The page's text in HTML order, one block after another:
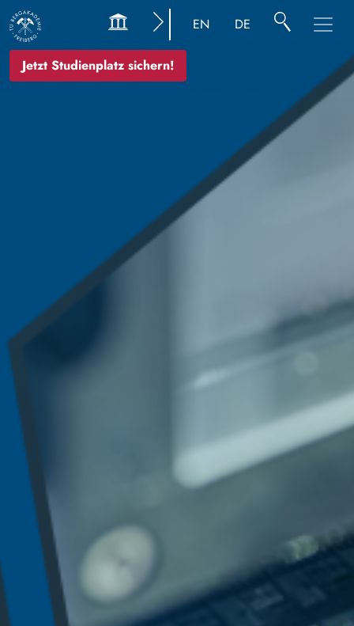
Jetzt Studienplatz sichern!
EN DE
Image